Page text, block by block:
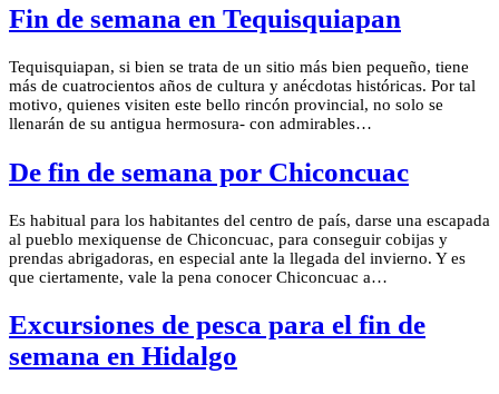
Fin de semana en Tequisquiapan
Tequisquiapan, si bien se trata de un sitio más bien pequeño, tiene
más de cuatrocientos años de cultura y anécdotas históricas. Por tal
motivo, quienes visiten este bello rincón provincial, no solo se
llenarán de su antigua hermosura- con admirables…
De fin de semana por Chiconcuac
Es habitual para los habitantes del centro de país, darse una escapada
al pueblo mexiquense de Chiconcuac, para conseguir cobijas y
prendas abrigadoras, en especial ante la llegada del invierno. Y es
que ciertamente, vale la pena conocer Chiconcuac a…
Excursiones de pesca para el fin de
semana en Hidalgo